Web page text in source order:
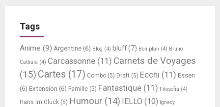
Tags
Anime (9) Argentine (6) Blog (4) bluff(7) Bon plan (4) Bruno
Cathala (4) Carcassonne (11) Carnets de Voyages
(15) Cartes (17) Combo (5) Draft (5) Ecchi (11) Essen
(6) Extension (6) Famille (5) Fantastique (11) Filosofia (4)
Hans im Glück (5) Humour (14) IELLO (10) Ignacy